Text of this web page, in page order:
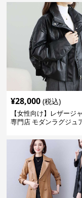
¥28,000 (税込)
【女性向け】レザージ
専門店 モダンラグジュ